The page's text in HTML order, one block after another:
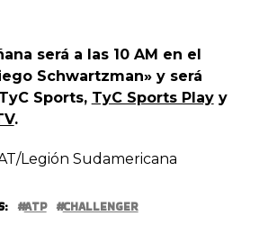
será a las 10 AM en el
Schwartzman» y será
Sports, TyC Sports Playy
.
Legión Sudamericana
ATP CHALLENGER